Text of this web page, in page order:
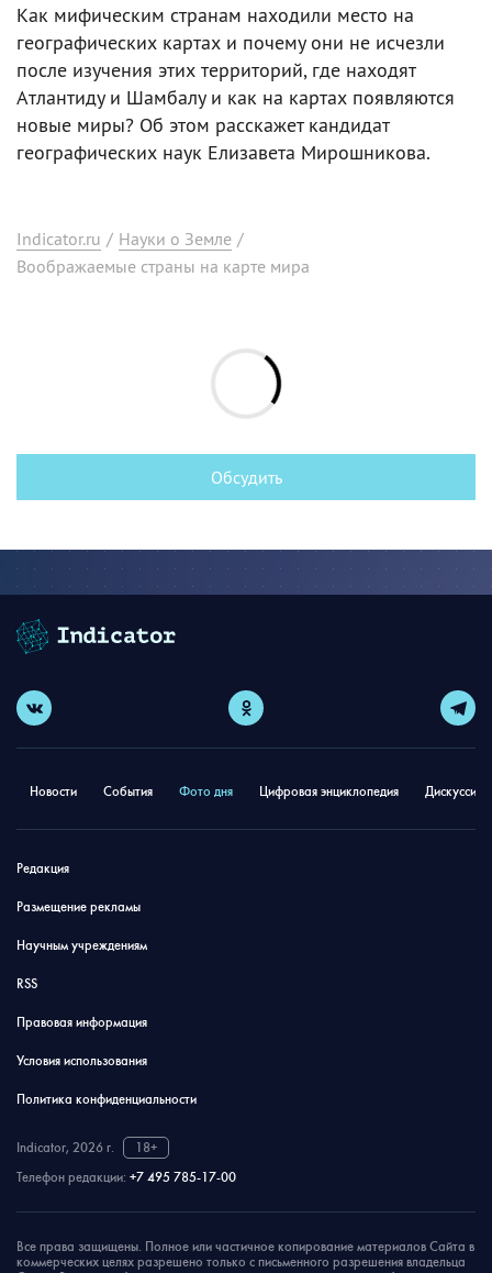
Как мифическим странам находили место на
географических картах и почему они не исчезли
после изучения этих территорий, где находят
Атлантиду и Шамбалу и как на картах появляются
новые миры? Об этом расскажет кандидат
географических наук Елизавета Мирошникова.
Indicator.ru / Науки о Земле /
Воображаемые страны на карте мира
Обсудить
Новости События Фото дня Цифровая энциклопедия
Редакция
Размещение рекламы
Научным учреждениям
RSS
Правовая информация
Условия использования
Политика конфиденциальности
Indicator, 2026 г.
18+
Телефон редакции: +7 495 785-17-00
Все права защищены. Полное или частичное копирование материалов Сайта в
коммерческих целях разрешено только с письменного разрешения владельца